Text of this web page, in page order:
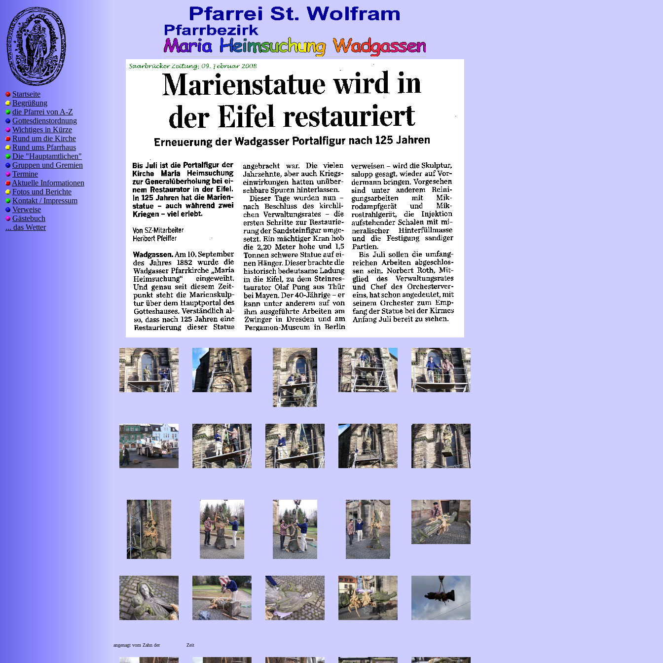
Startseite
Begrüßung
die Pfarrei von A-Z
Gottesdienstordnung
Wichtiges in Kürze
Rund um die Kirche
Rund ums Pfarrhaus
Die "Hauptamtlichen"
Gruppen und Gremien
Termine
Aktuelle Informationen
Fotos und Berichte
Kontakt / Impressum
Verweise
Gästebuch
... das Wetter
angenagt vom Zahn der Zeit